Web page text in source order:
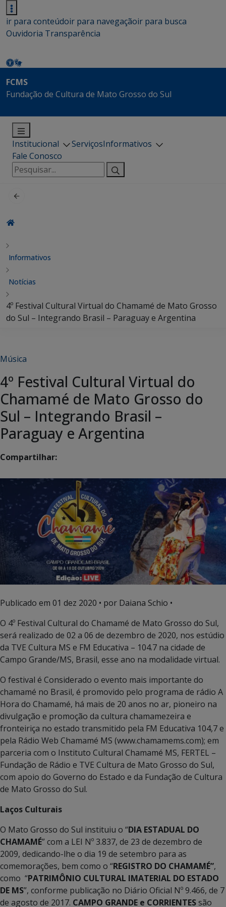
ir para conteúdoir para navegaçãoir para busca
Ouvidoria Transparência
FCMS
Fundação de Cultura de Mato Grosso do Sul
Institucional ServiçosInformativos
Fale Conosco
Pesquisar
por:
Informativos
Notícias
4º Festival Cultural Virtual do Chamamé de Mato Grosso
do Sul – Integrando Brasil – Paraguay e Argentina
Música
4º Festival Cultural Virtual do
Chamamé de Mato Grosso do
Sul – Integrando Brasil –
Paraguay e Argentina
Compartilhar:
Publicado em 01 dez 2020 • por Daiana Schio •
O 4º Festival Cultural do Chamamé de Mato Grosso do Sul,
será realizado de 02 a 06 de dezembro de 2020, nos estúdio
da TVE Cultura MS e FM Educativa – 104.7 na cidade de
Campo Grande/MS, Brasil, esse ano na modalidade virtual.
O festival é Considerado o evento mais importante do
chamamé no Brasil, é promovido pelo programa de rádio A
Hora do Chamamé, há mais de 20 anos no ar, pioneiro na
divulgação e promoção da cultura chamamezeira e
fronteiriça no estado transmitido pela FM Educativa 104,7 e
pela Rádio Web Chamamé MS (www.chamamems.com); em
parceria com o Instituto Cultural Chamamé MS, FERTEL –
Fundação de Rádio e TVE Cultura de Mato Grosso do Sul,
com apoio do Governo do Estado e da Fundação de Cultura
de Mato Grosso do Sul.
Laços Culturais
O Mato Grosso do Sul instituiu o “DIA ESTADUAL DO
CHAMAMÉ” com a LEI Nº 3.837, de 23 de dezembro de
2009, dedicando-lhe o dia 19 de setembro para as
comemorações, bem como o “REGISTRO DO CHAMAMÉ”,
como “PATRIMÔNIO CULTURAL IMATERIAL DO ESTADO
DE MS”, conforme publicação no Diário Oficial Nº 9.466, de 7
de agosto de 2017. CAMPO GRANDE e CORRIENTESsão